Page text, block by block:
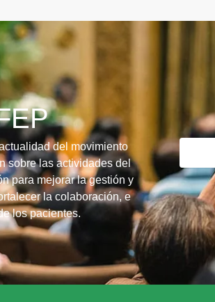
del movimiento
sobre las actividades del
para mejorar la gestión y
la colaboración, e
los pacientes.